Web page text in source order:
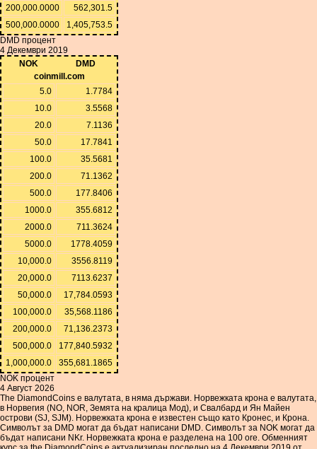
200,000.0000
562,301.5
500,000.0000
1,405,753.5
DMD процент
4 Декември 2019
NOK
DMD
coinmill.com
5.0
1.7784
10.0
3.5568
20.0
7.1136
50.0
17.7841
100.0
35.5681
200.0
71.1362
500.0
177.8406
1000.0
355.6812
2000.0
711.3624
5000.0
1778.4059
10,000.0
3556.8119
20,000.0
7113.6237
50,000.0
17,784.0593
100,000.0
35,568.1186
200,000.0
71,136.2373
500,000.0
177,840.5932
1,000,000.0
355,681.1865
NOK процент
4 Август 2026
The DiamondCoins е валутата, в няма държави. Норвежката крона е валутата,
в Норвегия (NO, NOR, Земята на кралица Мод), и Свалбард и Ян Майен
острови (SJ, SJM). Норвежката крона е известен също като Кронес, и Крона.
Символът за DMD могат да бъдат написани DMD. Символът за NOK могат да
бъдат написани NKr. Норвежката крона е разделена на 100 ore. Обменният